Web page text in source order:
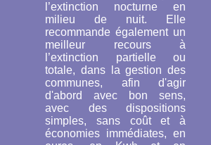
l’extinction nocturne en
milieu de nuit. Elle
recommande également un
meilleur recours à
l’extinction partielle ou
totale, dans la gestion des
communes, afin d'agir
d'abord avec bon sens,
avec des dispositions
simples, sans coût et à
économies immédiates, en